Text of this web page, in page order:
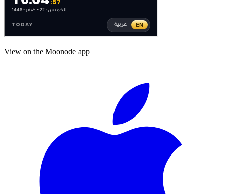
View on the Moonode app